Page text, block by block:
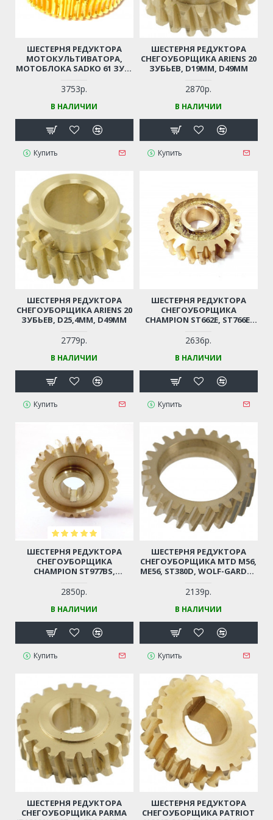
ШЕСТЕРНЯ РЕДУКТОРА
МОТОКУЛЬТИВАТОРА,
МОТОБЛОКА SADKO 61 ЗУБ,
3753р.
В НАЛИЧИИ
Купить
ШЕСТЕРНЯ РЕДУКТОРА
СНЕГОУБОРЩИКА ARIENS 20
ЗУБЬЕВ, D19ММ, D49ММ
2870р.
В НАЛИЧИИ
Купить
ШЕСТЕРНЯ РЕДУКТОРА
СНЕГОУБОРЩИКА ARIENS 20
ЗУБЬЕВ, D25,4ММ, D49ММ
2779р.
В НАЛИЧИИ
Купить
ШЕСТЕРНЯ РЕДУКТОРА
СНЕГОУБОРЩИКА
CHAMPION ST662E, ST766E,
STG6570, ST6562S/ES,
ST55002S, ST5556S, DDE
ST6561L/LE, NOMAD
KCST65003 (24 ЗУБЬЕВ,
D22ММ, D66ММ)
2636р.
В НАЛИЧИИ
Купить
ШЕСТЕРНЯ РЕДУКТОРА
СНЕГОУБОРЩИКА
CHAMPION ST977BS,
PRO881E, PRO901E, PRO951ED,
PRO981ED, PS521, PS731,
PS771, PS781E, PS871, PS901,
NOMAD KCST9029, KCST1129,
KCST1329, N1172ES,
SUNGARDEN ST1129, ST9029
2850р.
В НАЛИЧИИ
Купить
ШЕСТЕРНЯ РЕДУКТОРА
СНЕГОУБОРЩИКА MTD M56,
ME56, ST380D, WOLF-GARDEN
POLAR 5056 (25 ЗУБЬЕВ,
D34ММ, D50ММ)
2139р.
В НАЛИЧИИ
Купить
ШЕСТЕРНЯ РЕДУКТОРА
СНЕГОУБОРЩИКА PARMA
ШЕСТЕРНЯ РЕДУКТОРА
СНЕГОУБОРЩИКА PATRIOT